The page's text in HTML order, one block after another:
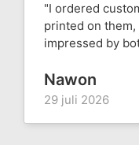
"I ordered
printed on
impressed by
Nawon
29 juli 2026